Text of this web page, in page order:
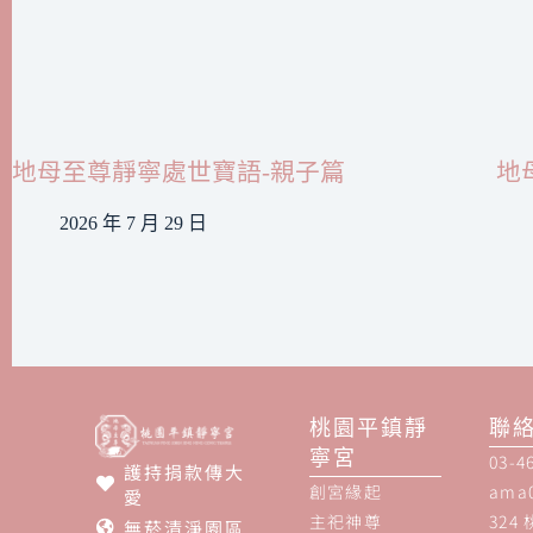
地母至尊靜寧處世寶語-親子篇
2026 年 7 月 29 日
地
護持捐款傳大
愛
無菸清淨園區
桃園平鎮靜
寧宮
創宮緣起
主祀神尊
聯
03-
324